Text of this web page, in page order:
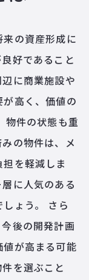
の資産形成に
好であること
に商業施設や
高く、価値の
物件の状態も重
の物件は、メ
を軽減しま
に人気のある
ょう。 さら
後の開発計画
が高まる可能
を選ぶこと